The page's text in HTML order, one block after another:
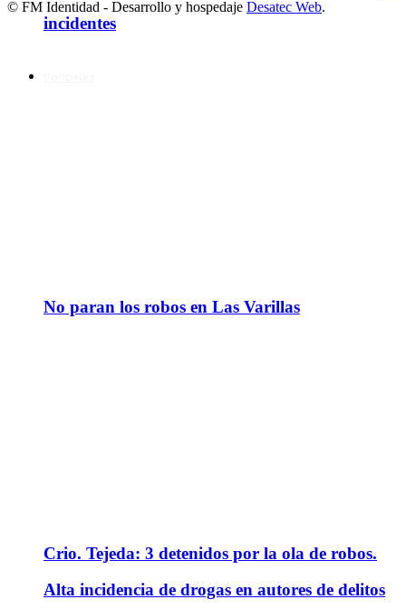
incidentes
No paran los robos en Las Varillas
Crio. Tejeda: 3 detenidos por la ola de robos.
Alta incidencia de drogas en autores de delitos
© FM Identidad - Desarrollo y hospedaje Desatec Web.